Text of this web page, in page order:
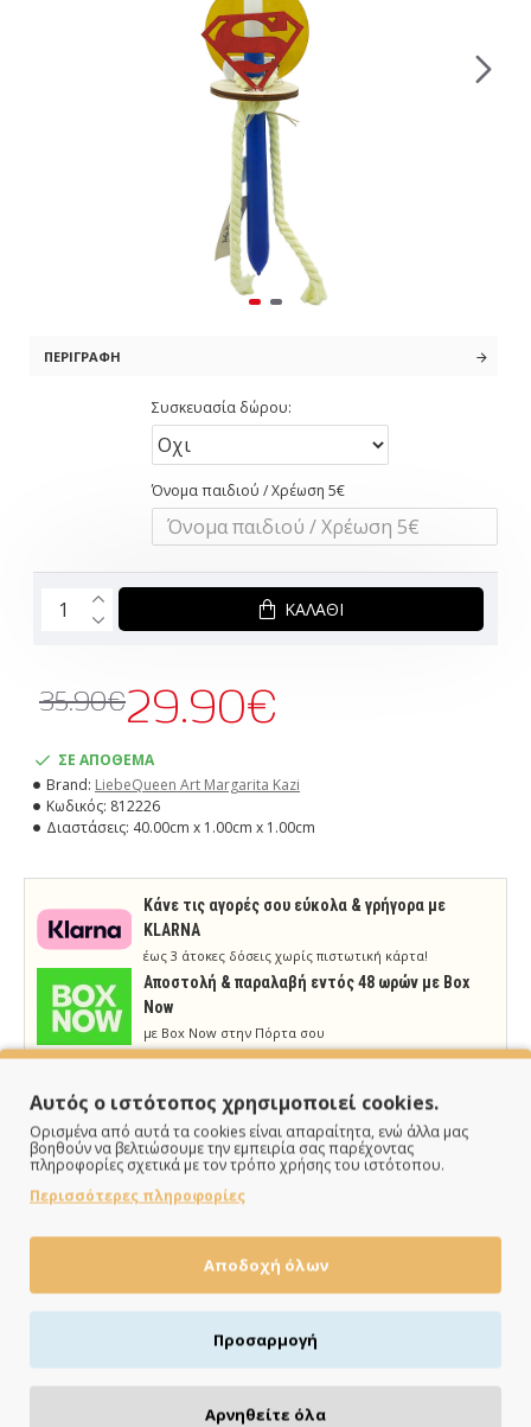
ΠΕΡΙΓΡΑΦΉ
ΣΕ ΑΠΟΘΕΜΑ
Brand: LiebeQueen Art Margarita Kazi
Κωδικός: 812226
Διαστάσεις: 40.00cm x 1.00cm x 1.00cm
29.90€
35.90€
Συσκευασία δώρου:
Όνομα παιδιού / Χρέωση 5€
ΚΑΛΆΘΙ
Κάνε τις αγορές σου εύκολα & γρήγορα με
KLARNA
έως 3 άτοκες δόσεις χωρίς πιστωτική κάρτα!
Aποστολή & παραλαβή εντός 48 ωρών με Box
Now
με Box Now στην Πόρτα σου
ΠΑΡΑΔΙΔΟΥΜΕ ΓΡΗΓΟΡΑ
ημέρες
Αυτός ο ιστότοπος χρησιμοποιεί cookies.
Ορισμένα από αυτά τα cookies είναι απαραίτητα, ενώ άλλα μας
βοηθούν να βελτιώσουμε την εμπειρία σας παρέχοντας
πληροφορίες σχετικά με τον τρόπο χρήσης του ιστότοπου.
Περισσότερες πληροφορίες
Αποδοχή όλων
Προσαρμογή
Αρνηθείτε όλα